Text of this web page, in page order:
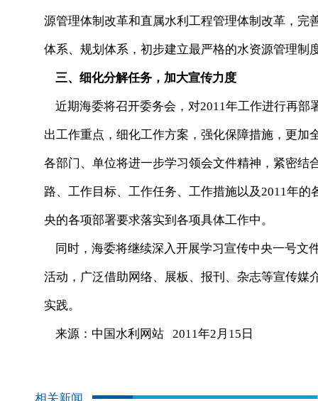
源管理体制改革和直属水利工程管理体制改革，
体系、规划体系，初步建立最严格的水资源管理制
三、细化分解任务，加大宣传力度
近期海委将召开委务会，对2011年工作进行再
出工作重点，细化工作方案，强化保障措施，更
各部门、单位将进一步学习领会文件精神，紧密结
路、工作目标、工作任务、工作措施以及2011年
央的各项部署要求落实到各项具体工作中。
同时，海委将继续深入开展学习宣传中央一号文
活动，广泛借助网络、展板、报刊、杂志等宣传
实践。
来源：中国水利网站 2011年2月15日